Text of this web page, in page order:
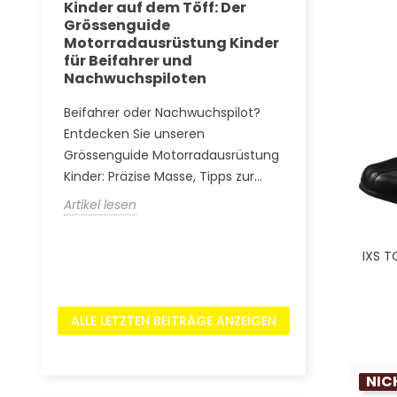
Kinder auf dem Töff: Der
Grössenguide
Motorradausrüstung Kinder
für Beifahrer und
Nachwuchspiloten
Beifahrer oder Nachwuchspilot?
Entdecken Sie unseren
Grössenguide Motorradausrüstung
Kinder: Präzise Masse, Tipps zur...
Artikel lesen
Strasse
Tauchen Sie
Gore-Tex
Von der
Artikel lesen
ALLE LETZTEN BEITRÄGE ANZEIGEN
IXS